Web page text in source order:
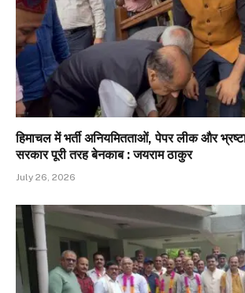
हिमाचल में भर्ती अनियमितताओं, पेपर लीक और
सरकार पूरी तरह बेनकाब : जयराम ठाकुर
July 26, 2026